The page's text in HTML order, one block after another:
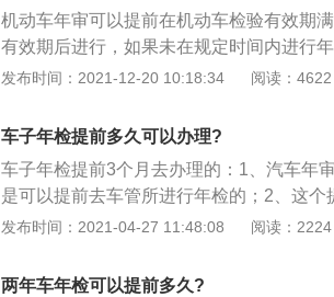
申请合格检验标志即可。
机动车年审可以提前在机动车检验有效期
有效期后进行，如果未在规定时间内进行
在进行车辆年审前还要查询一下有没有违
发布时间：2021-12-20 10:18:34 阅读：4622
车子年检提前多久可以办理?
车子年检提前3个月去办理的：1、汽车年
是可以提前去车管所进行年检的；2、这
注意的一点就是，汽车年检的时间不是根
7、8、9三个月份进行汽车年审的；3、而
发布时间：2021-04-27 11:48:08 阅读：2224
两年车年检可以提前多久?